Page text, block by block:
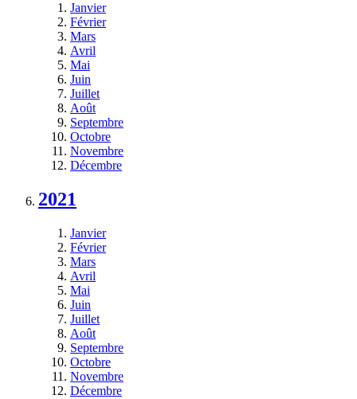
Janvier
Février
Mars
Avril
Mai
Juin
Juillet
Août
Septembre
Octobre
Novembre
Décembre
2021
Janvier
Février
Mars
Avril
Mai
Juin
Juillet
Août
Septembre
Octobre
Novembre
Décembre